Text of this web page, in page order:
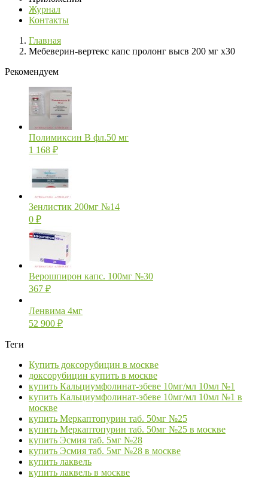
Журнал
Контакты
Главная
Мебеверин-вертекс капс пролонг высв 200 мг х30
Рекомендуем
Полимиксин В фл.50 мг
1 168 ₽
Зенлистик 200мг №14
0 ₽
Верошпирон капс. 100мг №30
367 ₽
Ленвима 4мг
52 900 ₽
Теги
Купить доксорубицин в москве
доксорубицин купить в москве
купить Кальциумфолинат-эбеве 10мг/мл 10мл №1
купить Кальциумфолинат-эбеве 10мг/мл 10мл №1 в
москве
купить Меркаптопурин таб. 50мг №25
купить Меркаптопурин таб. 50мг №25 в москве
купить Эсмия таб. 5мг №28
купить Эсмия таб. 5мг №28 в москве
купить лаквель
купить лаквель в москве